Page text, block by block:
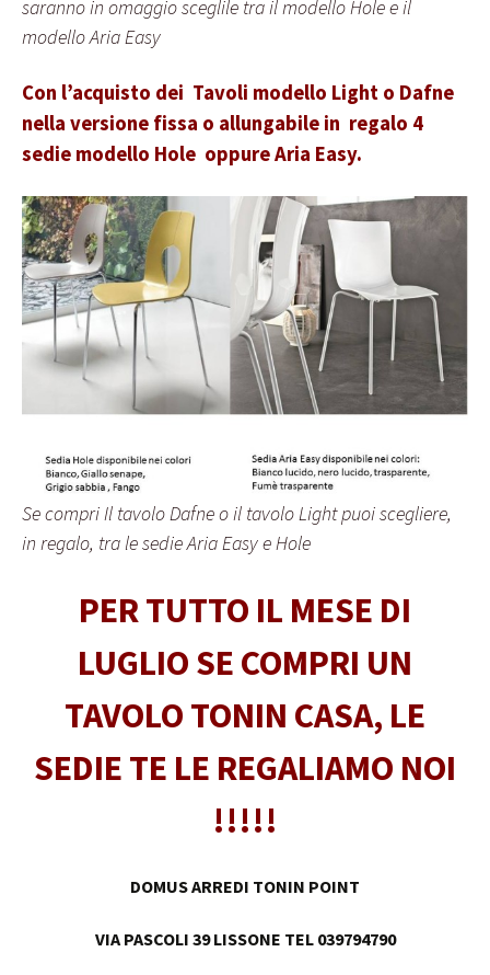
saranno in omaggio sceglile tra il modello Hole e il
modello Aria Easy
Con l’acquisto dei Tavoli modello Light o Dafne
nella versione fissa o allungabile in regalo 4
sedie modello Hole oppure Aria Easy.
Se compri Il tavolo Dafne o il tavolo Light puoi scegliere,
in regalo, tra le sedie Aria Easy e Hole
PER TUTTO IL MESE DI
LUGLIO SE COMPRI UN
TAVOLO TONIN CASA, LE
SEDIE TE LE REGALIAMO NOI
!!!!!
DOMUS ARREDI TONIN POINT
VIA PASCOLI 39 LISSONE TEL 039794790